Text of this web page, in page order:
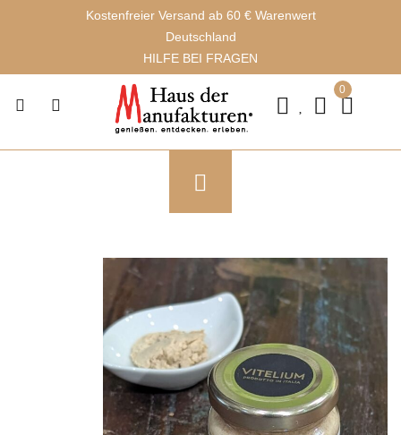
Kostenfreier Versand ab 60 € Warenwert
Deutschland
HILFE BEI FRAGEN
0